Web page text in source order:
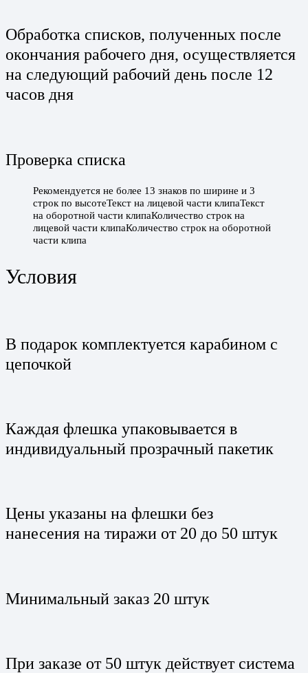
Обработка списков, полученных после
окончания рабочего дня, осуществляется
на следующий рабочий день после 12
часов дня
Проверка списка
Рекомендуется не более 13 знаков по ширине и 3
строк по высотеТекст на лицевой части клипаТекст
на оборотной части клипаКоличество строк на
лицевой части клипаКоличество строк на оборотной
части клипа
Условия
В подарок комплектуется карабином с
цепочкой
Каждая флешка упаковывается в
индивидуальный прозрачный пакетик
Цены указаны на флешки без
нанесения на тиражи от 20 до 50 штук
Минимальный заказ 20 штук
При заказе от 50 штук действует система